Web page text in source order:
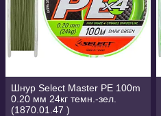
Шнур Select Master PE 100m
0.20 мм 24кг темн.-зел.
(1870.01.47 )